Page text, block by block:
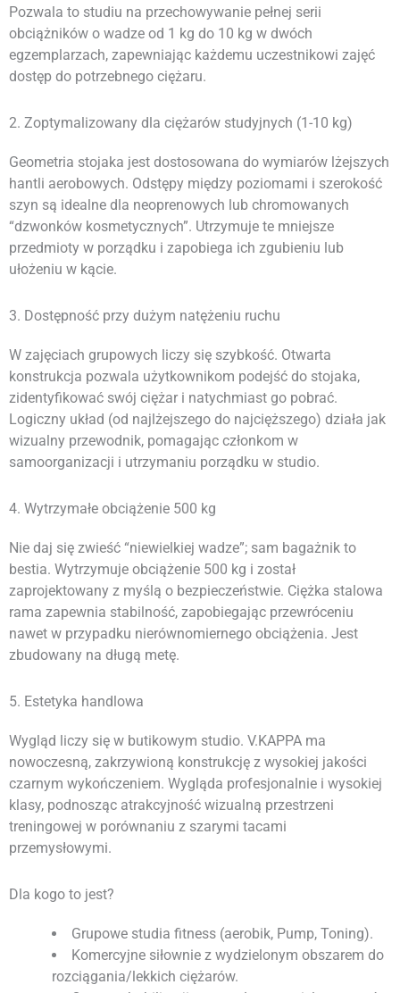
Pozwala to studiu na przechowywanie pełnej serii
obciążników o wadze od 1 kg do 10 kg w dwóch
egzemplarzach, zapewniając każdemu uczestnikowi zajęć
dostęp do potrzebnego ciężaru.
2. Zoptymalizowany dla ciężarów studyjnych (1-10 kg)
Geometria stojaka jest dostosowana do wymiarów lżejszych
hantli aerobowych. Odstępy między poziomami i szerokość
szyn są idealne dla neoprenowych lub chromowanych
“dzwonków kosmetycznych”. Utrzymuje te mniejsze
przedmioty w porządku i zapobiega ich zgubieniu lub
ułożeniu w kącie.
3. Dostępność przy dużym natężeniu ruchu
W zajęciach grupowych liczy się szybkość. Otwarta
konstrukcja pozwala użytkownikom podejść do stojaka,
zidentyfikować swój ciężar i natychmiast go pobrać.
Logiczny układ (od najlżejszego do najcięższego) działa jak
wizualny przewodnik, pomagając członkom w
samoorganizacji i utrzymaniu porządku w studio.
4. Wytrzymałe obciążenie 500 kg
Nie daj się zwieść “niewielkiej wadze”; sam bagażnik to
bestia. Wytrzymuje obciążenie 500 kg i został
zaprojektowany z myślą o bezpieczeństwie. Ciężka stalowa
rama zapewnia stabilność, zapobiegając przewróceniu
nawet w przypadku nierównomiernego obciążenia. Jest
zbudowany na długą metę.
5. Estetyka handlowa
Wygląd liczy się w butikowym studio. V.KAPPA ma
nowoczesną, zakrzywioną konstrukcję z wysokiej jakości
czarnym wykończeniem. Wygląda profesjonalnie i wysokiej
klasy, podnosząc atrakcyjność wizualną przestrzeni
treningowej w porównaniu z szarymi tacami
przemysłowymi.
Dla kogo to jest?
Grupowe studia fitness (aerobik, Pump, Toning).
Komercyjne siłownie z wydzielonym obszarem do
rozciągania/lekkich ciężarów.